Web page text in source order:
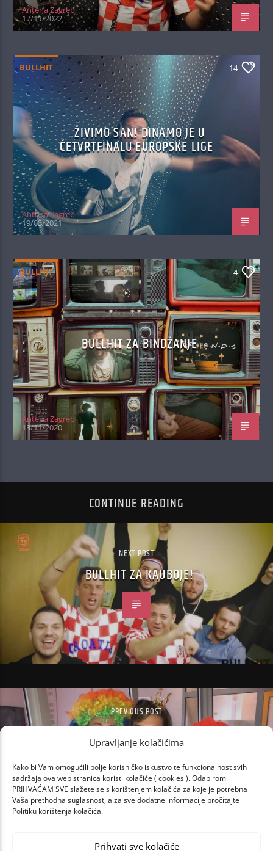
Upravljanje kolačićima
Kako bi Vam omogućili bolje korisničko iskustvo te funkcionalnost svih
sadržaja ova web stranica koristi kolačiće ( cookies ). Odabirom
PRIHVAĆAM SVE slažete se s korištenjem kolačića za koje je potrebna
Vaša prethodna suglasnost, a za sve dodatne informacije pročitajte
Politiku korištenja kolačića.
Prihvati sve kolačiće
Antena Zagreb
17/11/2022
BULLHIT 14
ŽIVIMO SAN! DINAMO JE U
ČETVRTFINALU EUROPSKE LIGE
Antena Zagreb
19/03/2021
BULLHIT 4
BULLHIT ZA BINDŽANJE
Antena Zagreb
13/11/2020
CONTINUE READING
NEXT POST
BULLHIT ZA KAUBOJE!
PREVIOUS POST
ZADNJI BULLHIT I ZADNJI JUTARNJI SHOW
U 2017., SAMO ZA KRALJICU SANDRU!